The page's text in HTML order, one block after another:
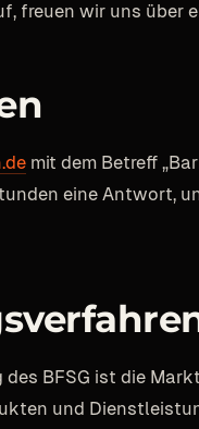
freuen wir uns über
mit dem Betreff
eine Antwort,
BFSG ist die
und